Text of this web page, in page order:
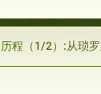
程（1/2）:从琐